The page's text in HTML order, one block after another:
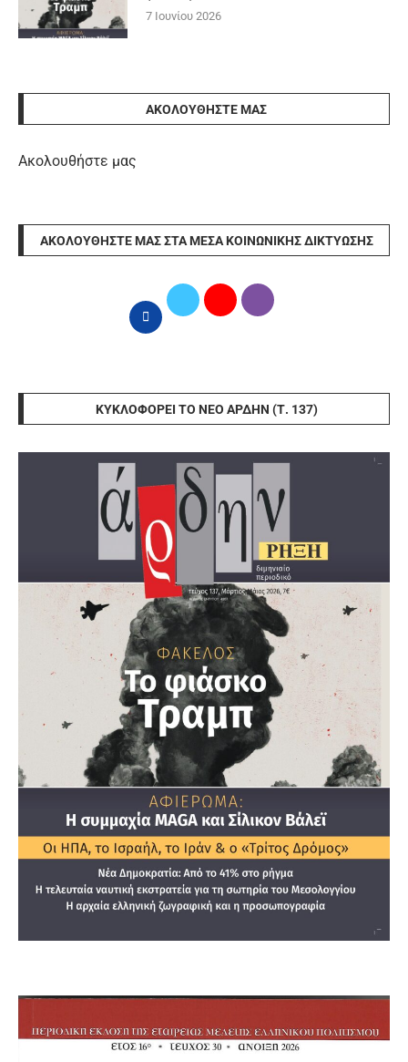
7 Ιουνίου 2026
ΑΚΟΛΟΥΘΉΣΤΕ ΜΑΣ
Ακολουθήστε μας
ΑΚΟΛΟΥΘΉΣΤΕ ΜΑΣ ΣΤΑ ΜΈΣΑ ΚΟΙΝΩΝΙΚΉΣ ΔΙΚΤΎΩΣΗΣ
ΚΥΚΛΟΦΟΡΕΊ ΤΟ ΝΈΟ ΆΡΔΗΝ (Τ. 137)